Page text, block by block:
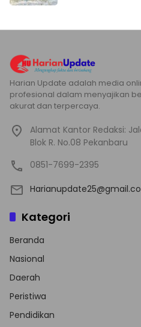
Harian Update adalah media
profesional dalam menyajikan
akurat dan terpercaya.
Alamat Kantor Redaksi:
Blok R. No.08 Pekanbaru
0851-7699-2395
Kategori
Beranda
Nasional
Daerah
Peristiwa
Pendidikan